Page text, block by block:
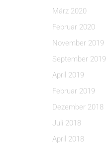
März 2020
Februar 2020
November 2019
September 2019
April 2019
Februar 2019
Dezember 2018
Juli 2018
April 2018